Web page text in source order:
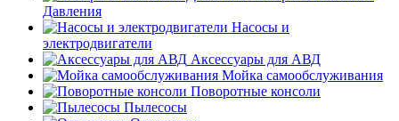
Давления
Насосы и
электродвигатели
Аксессуары для АВД
Мойка самообслуживания
Поворотные консоли
Пылесосы